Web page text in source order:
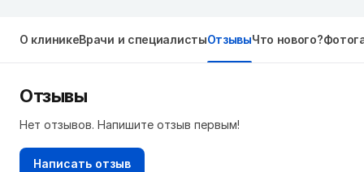
О клиникеВрачи и специалистыОтзывыЧто нового?
Отзывы
Нет отзывов. Напишите отзыв первым!
Написать отзыв